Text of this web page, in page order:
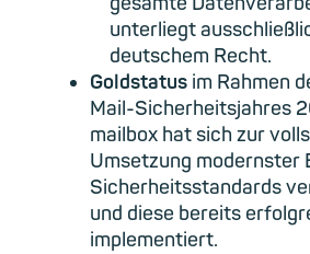
unterliegt
deutschem Recht.
Goldstatus im Rahmen
Mail-Sicherheitsjahres
mailbox hat sich zur
Umsetzung modernster
Sicherheitsstandards
und diese bereits
implementiert.